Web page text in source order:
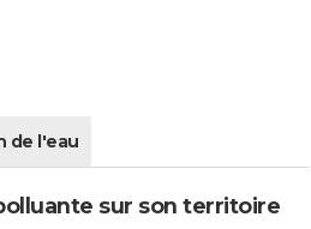
de l'eau
sur son territoire